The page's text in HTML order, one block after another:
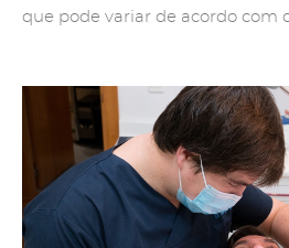
que pode variar de acordo com